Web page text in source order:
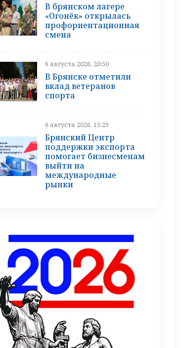
В брянском лагере
«Огонёк» открылась
профориентационная
смена
6 августа 2026, 20:50
В Брянске отметили
вклад ветеранов
спорта
6 августа 2026, 15:29
Брянский Центр
поддержки экспорта
помогает бизнесменам
выйти на
международные
рынки